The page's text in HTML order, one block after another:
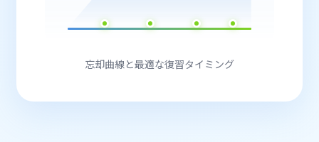
忘却曲線と最適な復習タイミング